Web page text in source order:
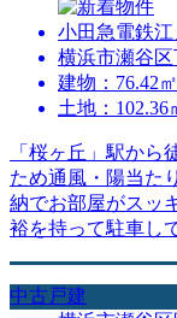
小田急電鉄
横浜市瀬谷区
建物：76.42
土地：102.36
「桜ヶ丘」駅から
ため通風・陽当た
納でお部屋がスッ
裕を持って駐車し
中古戸建